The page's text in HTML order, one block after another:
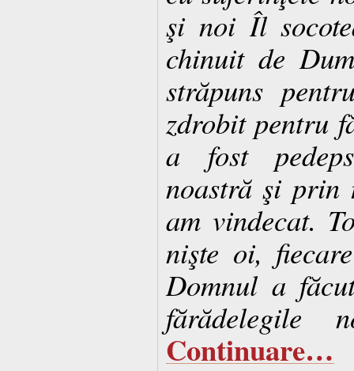
şi noi Îl
chinuit de
străpuns
zdrobit pentru
a fost
noastră şi
am vindecat.
nişte oi,
Domnul a
fărădelegile
Continuare…